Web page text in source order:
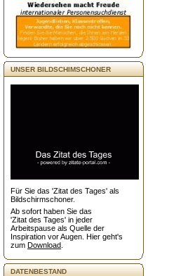
UNSER BILDSCHIMSCHONER
Für Sie das 'Zitat des Tages' als
Bildschirmschoner.
Ab sofort haben Sie das
'Zitat des Tages' in jeder
Arbeitspause als Quelle der
Inspiration vor Augen. Hier geht's
zum Download
DATENBESTAND